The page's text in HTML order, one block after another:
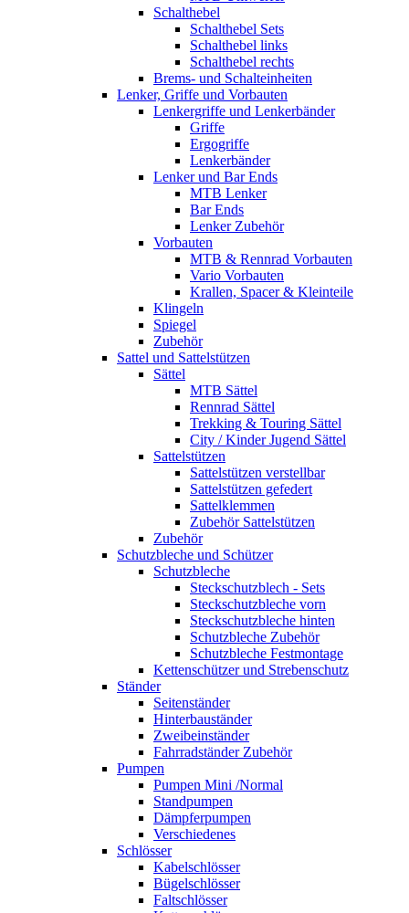
Schalthebel
Schalthebel Sets
Schalthebel links
Schalthebel rechts
Brems- und Schalteinheiten
Lenker, Griffe und Vorbauten
Lenkergriffe und Lenkerbänder
Griffe
Ergogriffe
Lenkerbänder
Lenker und Bar Ends
MTB Lenker
Bar Ends
Lenker Zubehör
Vorbauten
MTB & Rennrad Vorbauten
Vario Vorbauten
Krallen, Spacer & Kleinteile
Klingeln
Spiegel
Zubehör
Sattel und Sattelstützen
Sättel
MTB Sättel
Rennrad Sättel
Trekking & Touring Sättel
City / Kinder Jugend Sättel
Sattelstützen
Sattelstützen verstellbar
Sattelstützen gefedert
Sattelklemmen
Zubehör Sattelstützen
Zubehör
Schutzbleche und Schützer
Schutzbleche
Steckschutzblech - Sets
Steckschutzbleche vorn
Steckschutzbleche hinten
Schutzbleche Zubehör
Schutzbleche Festmontage
Kettenschützer und Strebenschutz
Ständer
Seitenständer
Hinterbauständer
Zweibeinständer
Fahrradständer Zubehör
Pumpen
Pumpen Mini /Normal
Standpumpen
Dämpferpumpen
Verschiedenes
Schlösser
Kabelschlösser
Bügelschlösser
Faltschlösser